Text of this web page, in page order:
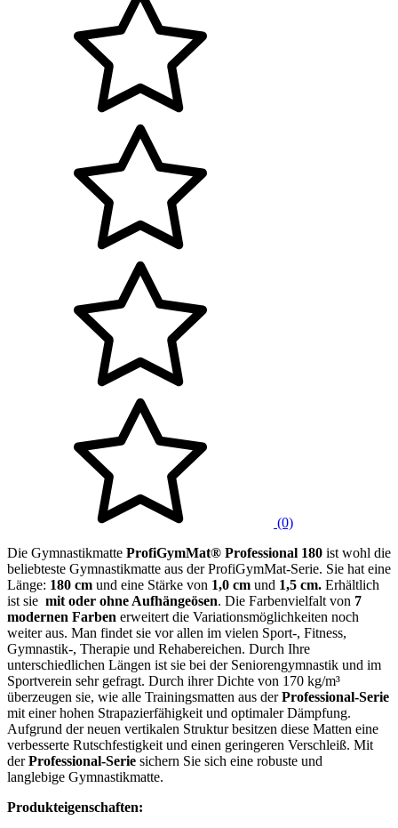
(0)
Die Gymnastikmatte ProfiGymMat® Professional 180 ist wohl die
beliebteste Gymnastikmatte aus der ProfiGymMat-Serie. Sie hat eine
Länge: 180 cm und eine Stärke von 1,0 cm und 1,5 cm. Erhältlich
ist sie mit oder ohne Aufhängeösen. Die Farbenvielfalt von 7
modernen Farben erweitert die Variationsmöglichkeiten noch
weiter aus. Man findet sie vor allen im vielen Sport-, Fitness,
Gymnastik-, Therapie und Rehabereichen. Durch Ihre
unterschiedlichen Längen ist sie bei der Seniorengymnastik und im
Sportverein sehr gefragt. Durch ihrer Dichte von 170 kg/m³
überzeugen sie, wie alle Trainingsmatten aus derProfessional-Serie
mit einer hohen Strapazierfähigkeit und optimaler Dämpfung.
Aufgrund der neuen vertikalen Struktur besitzen diese Matten eine
verbesserte Rutschfestigkeit und einen geringeren Verschleiß. Mit
derProfessional-Serie sichern Sie sich eine robuste und
langlebige Gymnastikmatte.
Produkteigenschaften: